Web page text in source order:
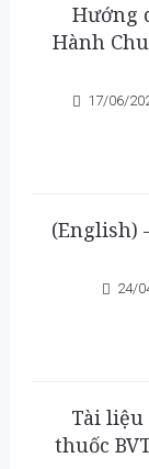
Hướng
Hành
17/06/
(English)
24/
Tài liệu
thuốc